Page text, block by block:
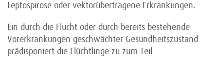
Leptospirose oder vektorübertragene Erkrankungen.
Ein durch die Flucht oder durch bereits bestehende
Vorerkrankungen geschwächter Gesundheits­zustand
prädisponiert die Flüchtlinge zu zum Teil